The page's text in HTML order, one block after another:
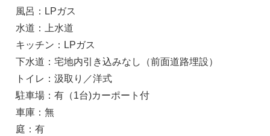
風呂：LPガス
水道：上水道
キッチン：LPガス
下水道：宅地内引き込みなし（前面道路埋設）
トイレ：汲取り／洋式
駐車場：有（1台)カーポート付
車庫：無
庭：有